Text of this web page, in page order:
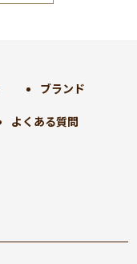
ブランド
よくある質問